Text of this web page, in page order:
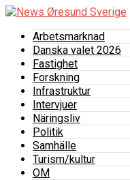
Arbetsmarknad
Danska valet 2026
Fastighet
Forskning
Infrastruktur
Intervjuer
Näringsliv
Politik
Samhälle
Turism/kultur
OM